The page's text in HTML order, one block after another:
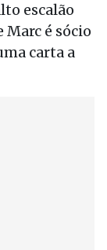
escalão
é sócio
carta a